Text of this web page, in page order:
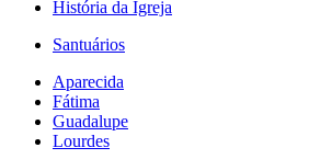
História da Igreja
Santuários
Aparecida
Fátima
Guadalupe
Lourdes